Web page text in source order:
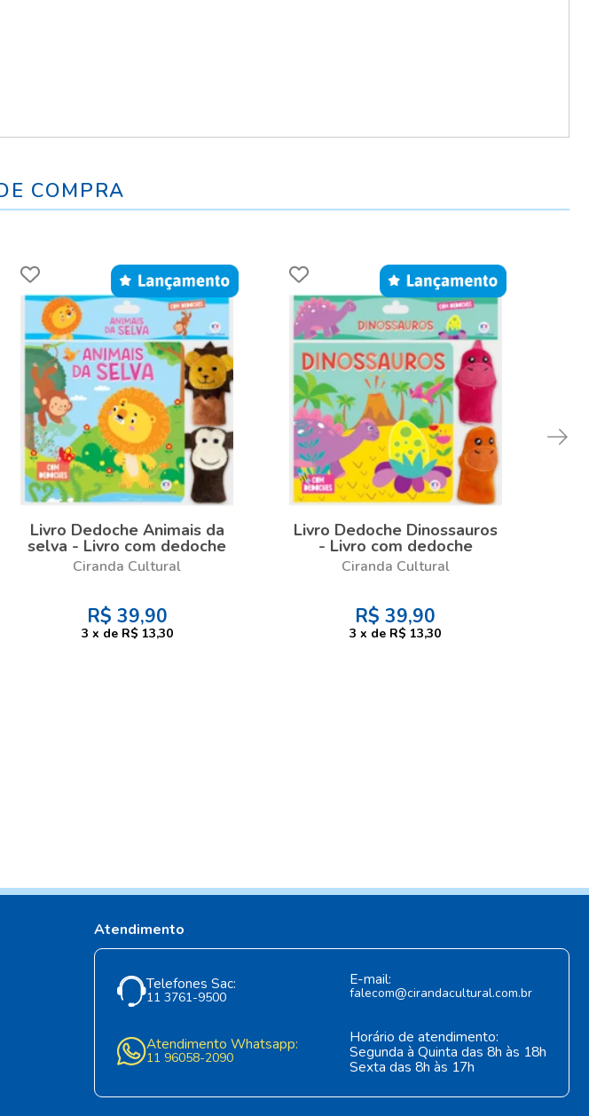
COMPRA
Livro Dedoche Animais da
selva - Livro com dedoche
Ciranda Cultural
R$ 39,90
3 x de R$ 13,30
Livro Dedoche Dinossauros
- Livro com dedoche
Ciranda Cultural
R$ 39,90
3 x de R$ 13,30
Atendimento
Telefones Sac:
11 3761-9500
E-mail:
falecom@cirandacultural.com.br
Atendimento Whatsapp:
11 96058-2090
Horário de atendimento:
Segunda à Quinta das 8h às 18h
Sexta das 8h às 17h